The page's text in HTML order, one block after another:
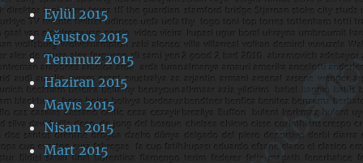
Eylül 2015
Ağustos 2015
Temmuz 2015
Haziran 2015
Mayıs 2015
Nisan 2015
Mart 2015